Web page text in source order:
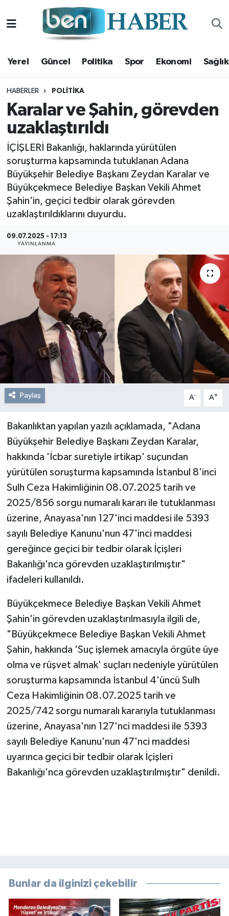
Yerel Güncel Politika Spor Ekonomi Sağlık
HABERLER POLITIKA
Karalar ve Şahin, görevden
uzaklaştırıldı
İÇİŞLERİ Bakanlığı, haklarında yürütülen
soruşturma kapsamında tutuklanan Adana
Büyükşehir Belediye Başkanı Zeydan Karalar ve
Büyükçekmece Belediye Başkan Vekili Ahmet
Şahin'in, geçici tedbir olarak görevden
uzaklaştırıldıklarını duyurdu.
09.07.2025 - 17:13
YAYINLANMA
Paylaş A- A+
Bakanlıktan yapılan yazılı açıklamada, "Adana
Büyükşehir Belediye Başkanı Zeydan Karalar,
hakkında 'İcbar suretiyle irtikap' suçundan
yürütülen soruşturma kapsamında İstanbul 8'inci
Sulh Ceza Hakimliğinin 08.07.2025 tarih ve
2025/856 sorgu numaralı kararı ile tutuklanması
üzerine, Anayasa'nın 127'inci maddesi ile 5393
sayılı Belediye Kanunu'nun 47'inci maddesi
gereğince geçici bir tedbir olarak İçişleri
Bakanlığı'nca görevden uzaklaştırılmıştır"
ifadeleri kullanıldı.
Büyükçekmece Belediye Başkan Vekili Ahmet
Şahin'in görevden uzaklaştırılmasıyla ilgili de,
"Büyükçekmece Belediye Başkan Vekili Ahmet
Şahin, hakkında 'Suç işlemek amacıyla örgüte üye
olma ve rüşvet almak' suçları nedeniyle yürütülen
soruşturma kapsamında İstanbul 4'üncü Sulh
Ceza Hakimliğinin 08.07.2025 tarih ve
2025/742 sorgu numaralı kararıyla tutuklanması
üzerine, Anayasa'nın 127'nci maddesi ile 5393
sayılı Belediye Kanunu'nun 47'nci maddesi
uyarınca geçici bir tedbir olarak İçişleri
Bakanlığı'nca görevden uzaklaştırılmıştır" denildi.
Bunlar da ilginizi çekebilir
Yerel
Güncel
Politika
Spor
Ekonomi
Sağlık
Magazin
Kültür Sanat
Resmi Reklam
Röportajlar
Hava Durumu
Trafik Durumu
Süper Lig Puan Durumu ve Fikstür
Tüm Manşetler
Son Dakika Haberleri
Haber Arşivi